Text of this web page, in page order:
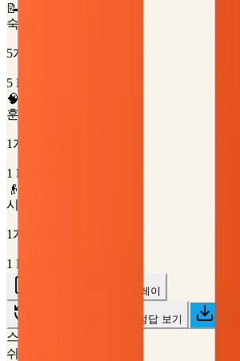
📝
숙제
5개, 보통
5 Pgs
🧠
훈련
1개, 어려움
1 Pgs
👴
시니어
1개, 쉬움, 큰 글씨
1 Pgs
게임 플레이
정답 보기
스도쿠 퍼즐 #1
쉬움 단계